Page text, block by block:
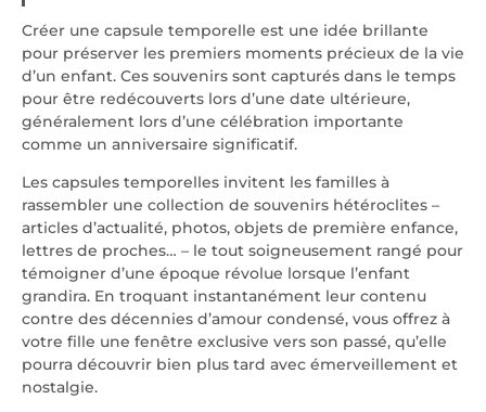
Créer une capsule temporelle est une idée brillante
pour préserver les premiers moments précieux de la vie
d’un enfant. Ces souvenirs sont capturés dans le temps
pour être redécouverts lors d’une date ultérieure,
généralement lors d’une célébration importante
comme un anniversaire significatif.
Les capsules temporelles invitent les familles à
rassembler une collection de souvenirs hétéroclites –
articles d’actualité, photos, objets de première enfance,
lettres de proches… – le tout soigneusement rangé pour
témoigner d’une époque révolue lorsque l’enfant
grandira. En troquant instantanément leur contenu
contre des décennies d’amour condensé, vous offrez à
votre fille une fenêtre exclusive vers son passé, qu’elle
pourra découvrir bien plus tard avec émerveillement et
nostalgie.